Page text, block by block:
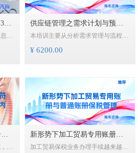
息
最
背
供应链管理之需求计划与预测
技术应用
本培训主要从分析需求管理与流程入
手，介绍预测技术，分析预测变化，
存补货策略等。 旨在帮助相关供应链
专业人员的提高预测和需求管理的业
务水平。还包括安全分析和课堂练
习，以让学员充分掌握预测的相关知
识和技能。
¥ 6200.00
标
新形势下加工贸易专用账册与
普通账册保税管理
加工贸易保税业务办理手续越来越便